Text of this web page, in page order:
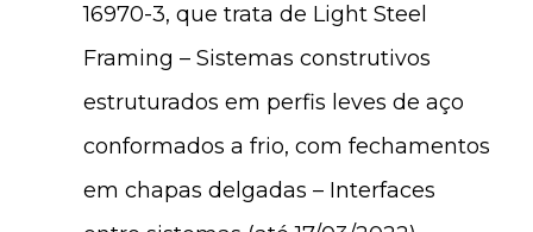
16970-3, que trata de Light Steel
Framing – Sistemas construtivos
estruturados em perfis leves de aço
conformados a frio, com fechamentos
em chapas delgadas – Interfaces